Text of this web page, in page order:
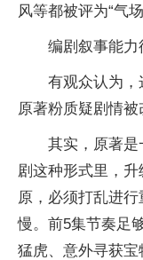
风等都被评为“气
编剧叙事能力
有观众认为，
原著粉质疑剧情被
其实，原著
剧这种形式里，
原，必须打乱进
慢。前5集节奏足
猛虎、意外寻获